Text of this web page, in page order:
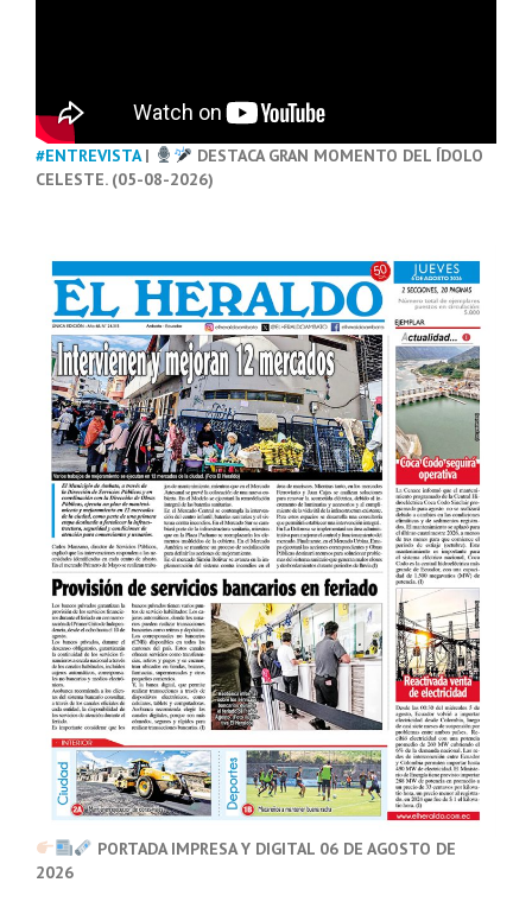
#ENTREVISTA|
DESTACA GRAN MOMENTO DEL ÍDOLO
CELESTE. (05-08-2026)
PORTADA IMPRESA Y DIGITAL 06 DE AGOSTO DE
2026